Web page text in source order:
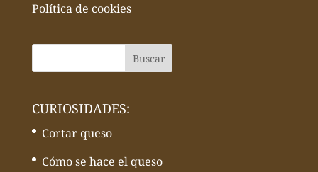
Política de cookies
CURIOSIDADES:
Cortar queso
Cómo se hace el queso